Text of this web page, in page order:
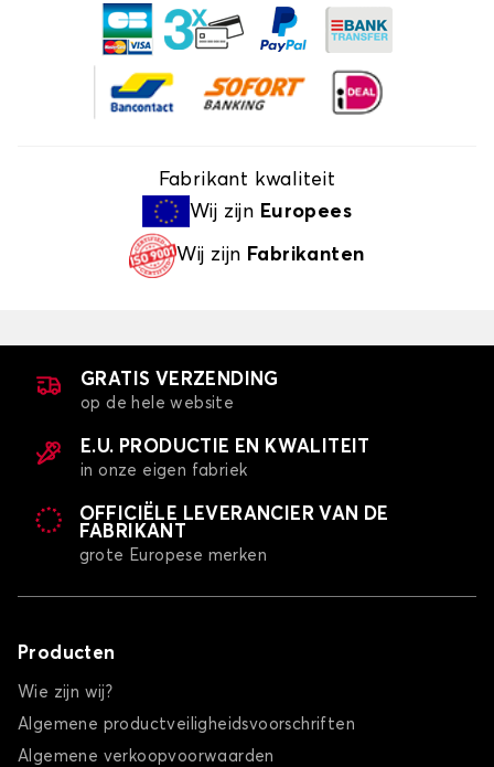
Fabrikant kwaliteit
Wij zijn Europees
Wij zijn Fabrikanten
GRATIS VERZENDING
op de hele website
E.U. PRODUCTIE EN KWALITEIT
in onze eigen fabriek
OFFICIËLE LEVERANCIER VAN DE
FABRIKANT
grote Europese merken
Producten
Wie zijn wij?
Algemene productveiligheidsvoorschriften
Algemene verkoopvoorwaarden